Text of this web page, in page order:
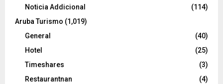
Noticia Addicional
(114)
Aruba Turismo (1,019)
General
(40)
Hotel
(25)
Timeshares
(3)
Restaurantnan
(4)